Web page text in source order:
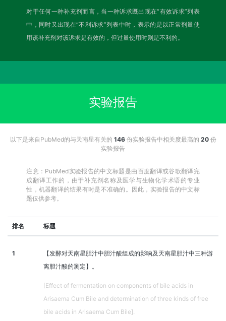
对于任何一种补充剂而言，当一种诉求既出现在“有效诉求”列表
中，同时又出现在“不利诉求”列表中时，表示的是以正常剂量使
用该补充剂对该诉求是有效的，但过量使用时则是不利的。
实验报告
以下是来自PubMed的与天南星有关的 146份实验报告中相关度最高的 20份
实验报告
注意：PubMed实验报告的中文标题是由百度翻译或谷歌翻译完
成翻译工作的，由于补充剂名称及医学与生物化学术语的专业
性，机器翻译的结果有时是不准确的。因此，实验报告的中文标
题仅供参考。
排名 标题
1
【发酵对天南星胆汁中胆汁酸组成的影响及天南星胆汁中三种游
离胆汁酸的测定】。
[Effect of fermentation on components of bile acids in
Arisaema Cum Bile and determination of three kinds of free
bile acids in Arisaema Cum Bile].